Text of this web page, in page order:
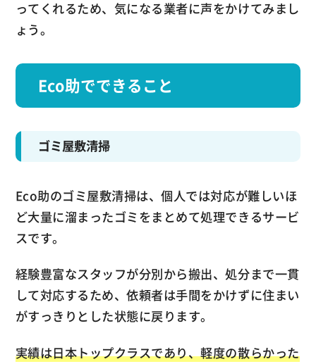
ってくれるため、気になる業者に声をかけてみまし
ょう。
Eco助でできること
ゴミ屋敷清掃
Eco助のゴミ屋敷清掃は、個人では対応が難しいほ
ど大量に溜まったゴミをまとめて処理できるサービ
スです。
経験豊富なスタッフが分別から搬出、処分まで一貫
して対応するため、依頼者は手間をかけずに住まい
がすっきりとした状態に戻ります。
実績は日本トップクラスであり、軽度の散らかった